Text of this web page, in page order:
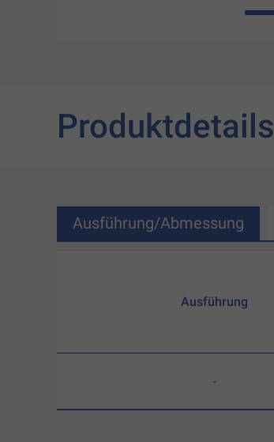
1
Produktdetails
Ausführung/Abmessung
Ausführung
-